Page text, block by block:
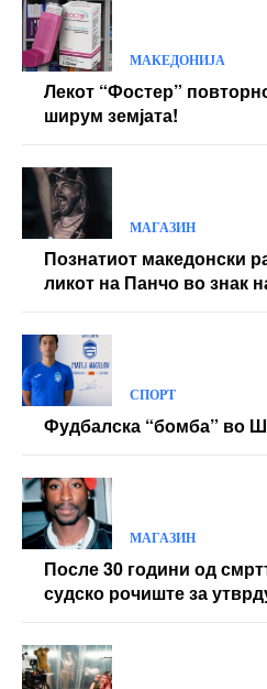
МАКЕДОНИЈА
Лекот “Фостер”
ширум земјата!
МАГАЗИН
Познатиот македонски
ликот на Панчо во знак
СПОРТ
Фудбалска “бомба” во
МАГАЗИН
После 30 години од
судско рочиште за